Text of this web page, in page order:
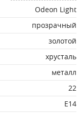
Odeon Light
прозрачный
золотой
хрусталь
металл
22
E14